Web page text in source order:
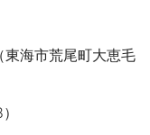
海市荒尾町大恵毛